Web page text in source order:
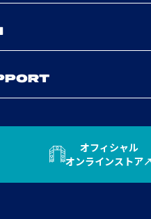
オフィシャル
オンラインストア